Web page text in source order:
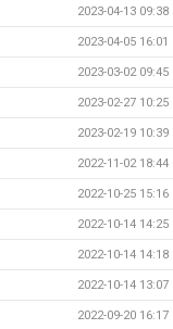
2023-04-13 09:38
2023-04-05 16:01
2023-03-02 09:45
2023-02-27 10:25
2023-02-19 10:39
2022-11-02 18:44
2022-10-25 15:16
2022-10-14 14:25
2022-10-14 14:18
2022-10-14 13:07
2022-09-20 16:17